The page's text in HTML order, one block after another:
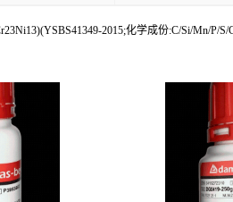
2015;化学成份:C/Si/Mn/P/